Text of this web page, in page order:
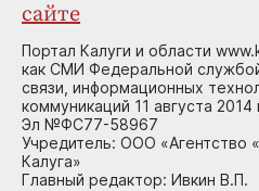
сайте
Портал Калуги и области
как СМИ Федеральной
связи, информационных
коммуникаций 11 августа
Эл №ФС77-58967
Учредитель: ООО «Агентство
Калуга»
Главный редактор: Ивкин В.П.